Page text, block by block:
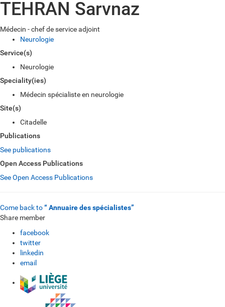
TEHRAN Sarvnaz
Médecin - chef de service adjoint
Neurologie
Service(s)
Neurologie
Speciality(ies)
Médecin spécialiste en neurologie
Site(s)
Citadelle
Publications
See publications
Open Access Publications
See Open Access Publications
Come back to“ Annuaire des spécialistes”
Share member
facebook
twitter
linkedin
email